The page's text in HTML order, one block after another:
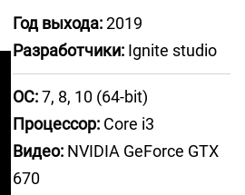
Год выхода:2019
Разработчики: Ignite studio
ОС:7, 8, 10 (64-bit)
Процессор: Core i3
Видео: NVIDIA GeForce GTX
670